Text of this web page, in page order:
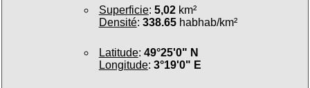
Superficie: 5,02km²
Densité: 338.65habhab/km²
Latitude: 49°25'0" N
Longitude: 3°19'0" E